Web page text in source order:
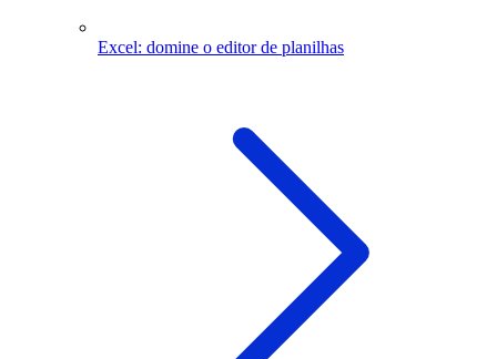
Excel: domine o editor de planilhas